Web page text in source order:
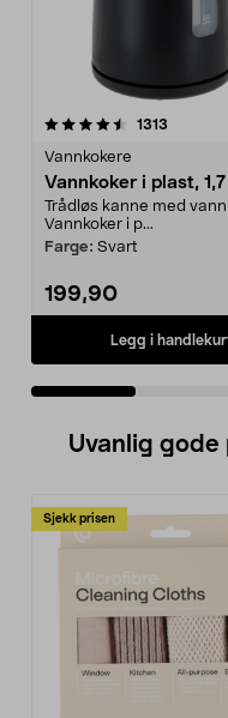
1313
Vannkokere
Vannkoker i plast,
Trådløs kanne med
Vannkoker i p...
Farge: Svart
199,90
Legg i
4.5 av 5 stjerner
Uvanlig
Sjekk prisen